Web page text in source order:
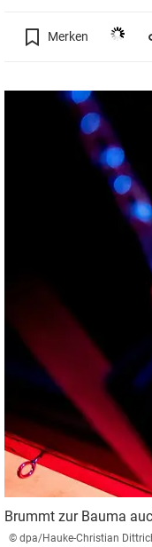
Merken
Brummt zur Bauma
© dpa/Hauke-Christian